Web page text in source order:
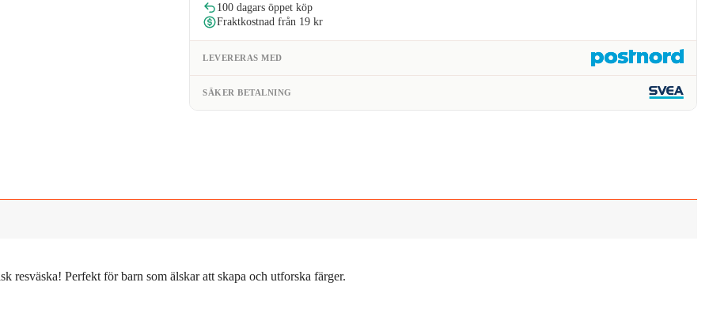
100 dagars öppet köp
Fraktkostnad från 19 kr
LEVERERAS MED
SÄKER BETALNING
resväska! Perfekt för barn som älskar att skapa och utforska färger.